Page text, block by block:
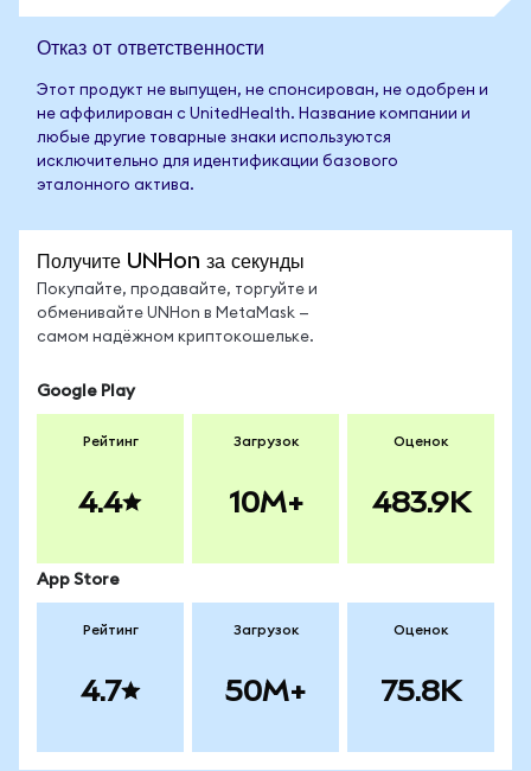
Отказ от ответственности
Этот продукт не выпущен, не спонсирован, не одобрен и
не аффилирован с UnitedHealth. Название компании и
любые другие товарные знаки используются
исключительно для идентификации базового
эталонного актива.
Получите UNHon за секунды
Покупайте, продавайте, торгуйте и
обменивайте UNHon в MetaMask —
самом надёжном криптокошельке.
Google Play
Рейтинг
4.4
Загрузок
10M+
Оценок
483.9K
App Store
Рейтинг
4.7
Загрузок
50M+
Оценок
75.8K